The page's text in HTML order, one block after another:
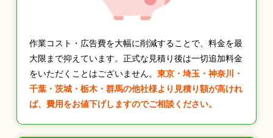
作業コスト・広告費を大幅に削減することで、料金を最
大限まで抑えています。正式な見積り後は一切追加料金
をいただくことはございません。 東京・埼玉・神奈川・
千葉・茨城・栃木・群馬の他社様より見積り額が高けれ
ば、費用をお値下げしますのでご相談ください。